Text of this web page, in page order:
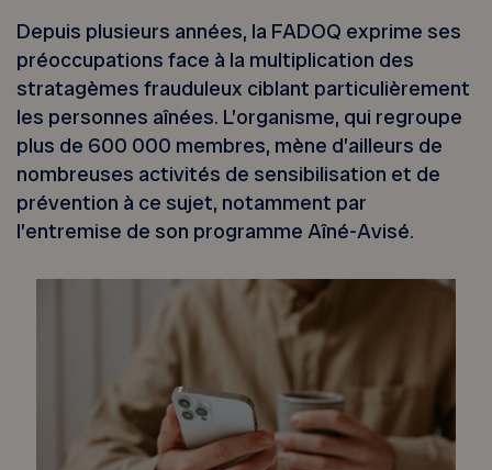
Depuis plusieurs années, la FADOQ exprime ses
préoccupations face à la multiplication des
stratagèmes frauduleux ciblant particulièrement
les personnes aînées. L’organisme, qui regroupe
plus de 600 000 membres, mène d’ailleurs de
nombreuses activités de sensibilisation et de
prévention à ce sujet, notamment par
l’entremise de son programme Aîné-Avisé.